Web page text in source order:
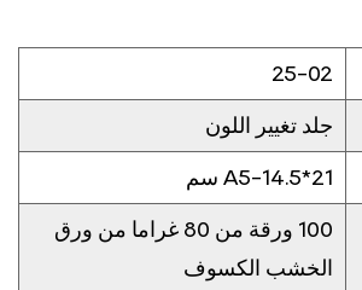
25-02
جلد تغيير اللون
A5-14.5*21 سم
100 ورقة من 80 غراما من ورق
الخشب الكسوف